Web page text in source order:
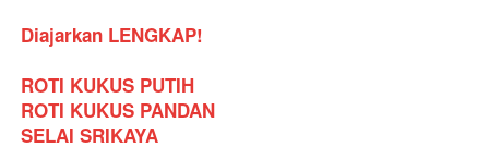
Diajarkan LENGKAP!
ROTI KUKUS PUTIH
ROTI KUKUS PANDAN
SELAI SRIKAYA